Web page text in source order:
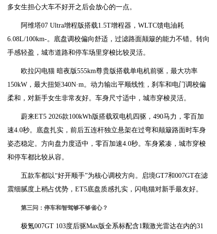
多女生担心大车不好开之后会放心的一点。
阿维塔07 Ultra增程版搭载1.5T增程器，WLTC馈电油耗
6.08L/100km-。底盘调校偏向舒适，过滤路面颠簸的能力不错。转向
手感轻盈，城市道路和停车场里穿梭比较灵活。
欧拉闪电猫 暗夜版555km尊贵版搭载单电机前驱，最大功率
150kW，最大扭矩340N·m。动力输出平顺线性，刹车和电门调校偏
柔和，对新手女生非常友好。车身尺寸适中，城市穿梭灵活。
蔚来ET5 2026款100kWh版搭载双电机四驱，490马力，零百加
速4.0秒。底盘扎实，前后五连杆独立悬架在过弯和颠簸路面时车身
姿态稳定。方向盘力度适中，零百加速4.0秒。车身紧凑，城市穿梭
和停车都比较从容。
五款车都以“好开顺手”为核心调校方向。启境GT7和007GT在滤
震细腻度上稍占优势，ET5底盘质感扎实，闪电猫对新手最友好。
第三问：停车和智驾够不够省心？
极氪007GT 103度后驱Max版全系标配含1颗激光雷达在内的31